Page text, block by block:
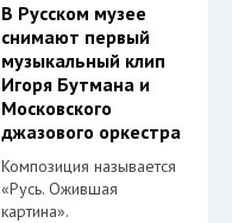
В Русском музее
снимают первый
музыкальный клип
Игоря Бутмана и
Московского
джазового оркестра
Композиция называется
«Русь. Ожившая
картина».